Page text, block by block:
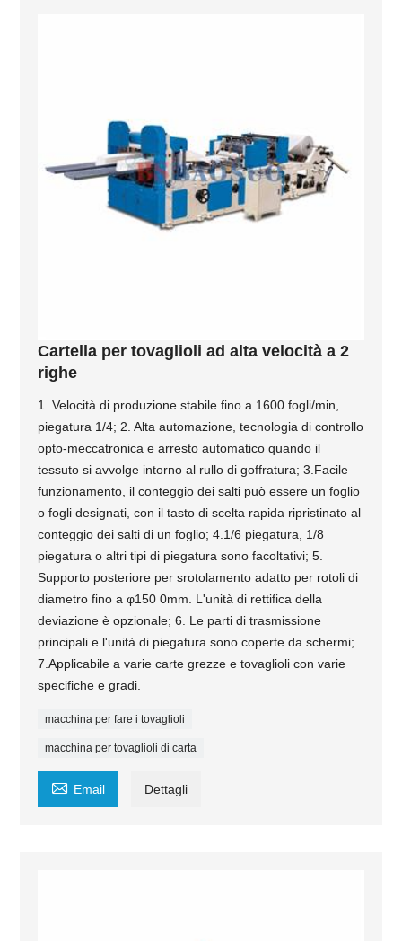
Cartella per tovaglioli ad alta velocità a 2
righe
1. Velocità di produzione stabile fino a 1600 fogli/min,
piegatura 1/4; 2. Alta automazione, tecnologia di controllo
opto-meccatronica e arresto automatico quando il
tessuto si avvolge intorno al rullo di goffratura; 3.Facile
funzionamento, il conteggio dei salti può essere un foglio
o fogli designati, con il tasto di scelta rapida ripristinato al
conteggio dei salti di un foglio; 4.1/6 piegatura, 1/8
piegatura o altri tipi di piegatura sono facoltativi; 5.
Supporto posteriore per srotolamento adatto per rotoli di
diametro fino a φ150 0mm. L'unità di rettifica della
deviazione è opzionale; 6. Le parti di trasmissione
principali e l'unità di piegatura sono coperte da schermi;
7.Applicabile a varie carte grezze e tovaglioli con varie
specifiche e gradi.
macchina per fare i tovaglioli
macchina per tovaglioli di carta
 Email Dettagli